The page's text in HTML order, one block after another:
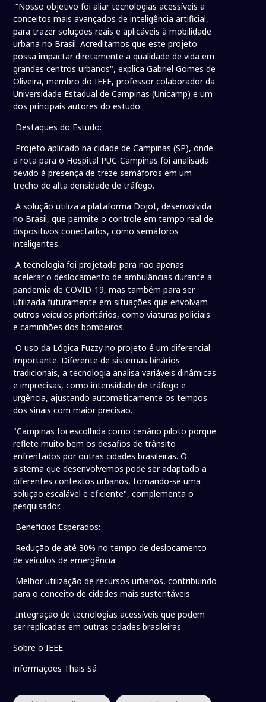
“Nosso objetivo foi aliar tecnologias acessíveis a
conceitos mais avançados de inteligência artificial,
para trazer soluções reais e aplicáveis à mobilidade
urbana no Brasil. Acreditamos que este projeto
possa impactar diretamente a qualidade de vida em
grandes centros urbanos", explica Gabriel Gomes de
Oliveira, membro do IEEE, professor colaborador da
Universidade Estadual de Campinas (Unicamp) e um
dos principais autores do estudo.
Destaques do Estudo:
Projeto aplicado na cidade de Campinas (SP), onde
a rota para o Hospital PUC-Campinas foi analisada
devido à presença de treze semáforos em um
trecho de alta densidade de tráfego.
A solução utiliza a plataforma Dojot, desenvolvida
no Brasil, que permite o controle em tempo real de
dispositivos conectados, como semáforos
inteligentes.
A tecnologia foi projetada para não apenas
acelerar o deslocamento de ambulâncias durante a
pandemia de COVID-19, mas também para ser
utilizada futuramente em situações que envolvam
outros veículos prioritários, como viaturas policiais
e caminhões dos bombeiros.
O uso da Lógica Fuzzy no projeto é um diferencial
importante. Diferente de sistemas binários
tradicionais, a tecnologia analisa variáveis dinâmicas
e imprecisas, como intensidade de tráfego e
urgência, ajustando automaticamente os tempos
dos sinais com maior precisão.
"Campinas foi escolhida como cenário piloto porque
reflete muito bem os desafios de trânsito
enfrentados por outras cidades brasileiras. O
sistema que desenvolvemos pode ser adaptado a
diferentes contextos urbanos, tornando-se uma
solução escalável e eficiente", complementa o
pesquisador.
Benefícios Esperados:
Redução de até 30% no tempo de deslocamento
de veículos de emergência
Melhor utilização de recursos urbanos, contribuindo
para o conceito de cidades mais sustentáveis
Integração de tecnologias acessíveis que podem
ser replicadas em outras cidades brasileiras
Sobre o IEEE.
informações Thais Sá